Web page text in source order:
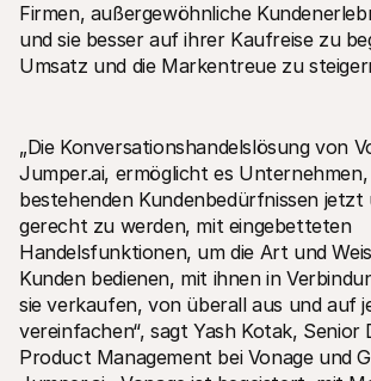
Firmen, außergewöhnliche
und sie besser auf ihrer Kaufreise zu
Umsatz und die Markentreue zu
„Die Konversationshandelslösung von
Jumper.ai, ermöglicht es
bestehenden Kundenbedürfnissen
gerecht zu werden, mit eingebetteten
Handelsfunktionen, um die Art und
Kunden bedienen, mit ihnen in
sie verkaufen, von überall aus und auf
vereinfachen“, sagt Yash Kotak,
Product Management bei Vonage und